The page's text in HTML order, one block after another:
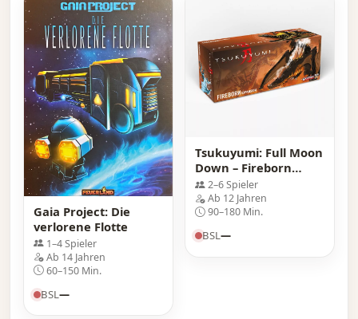
Gaia Project: Die
verlorene Flotte
1–4 Spieler
Ab 14 Jahren
60–150 Min.
BSL—
Tsukuyumi: Full Moon
Down – Fireborn
Expansion
2–6 Spieler
Ab 12 Jahren
90–180 Min.
BSL—